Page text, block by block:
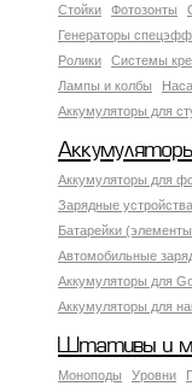
Стойки
Фотозонты
Генераторы
Ролики
Системы
Лампы и колбы
Аккумуляторы для
Аккумуляторы для
Зарядные
Батарейки
Автомобильные
Аккумуляторы для
Аккумуляторы для
Штативы и
Моноподы Уровни